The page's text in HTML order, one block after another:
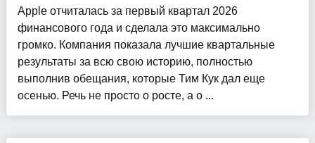
Apple отчиталась за первый квартал 2026
финансового года и сделала это максимально
громко. Компания показала лучшие квартальные
результаты за всю свою историю, полностью
выполнив обещания, которые Тим Кук дал еще
осенью. Речь не просто о росте, а о ...